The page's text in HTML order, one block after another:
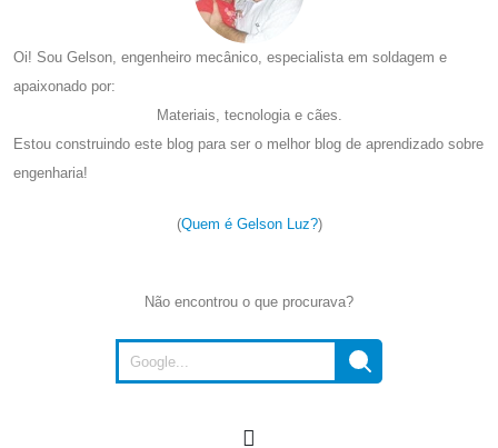
Oi! Sou Gelson, engenheiro mecânico, especialista em soldagem e
apaixonado por:
Materiais, tecnologia e cães.
Estou construindo este blog para ser o melhor blog de aprendizado sobre
engenharia!
(Quem é Gelson Luz?)
Não encontrou o que procurava?